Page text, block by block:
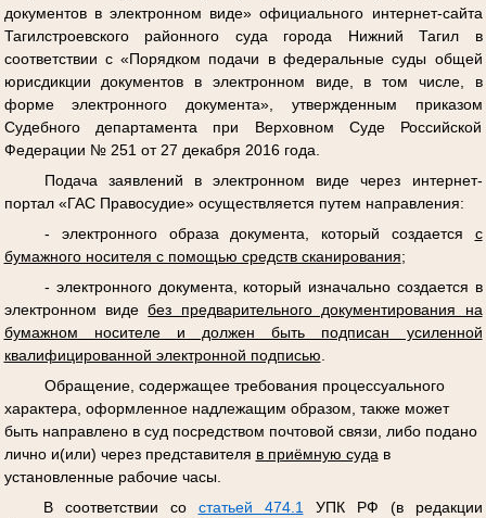
документов в электронном виде» официального интернет-сайта
Тагилстроевского районного суда города Нижний Тагил в
соответствии с «Порядком подачи в федеральные суды общей
юрисдикции документов в электронном виде, в том числе, в
форме электронного документа», утвержденным приказом
Судебного департамента при Верховном Суде Российской
Федерации № 251 от 27 декабря 2016 года.
Подача заявлений в электронном виде через интернет-
портал «ГАС Правосудие» осуществляется путем направления:
- электронного образа документа, который создается с
бумажного носителя с помощью средств сканирования;
- электронного документа, который изначально создается в
электронном видебез предварительного документирования на
бумажном носителе и должен быть подписан усиленной
квалифицированной электронной подписью
Обращение, содержащее требования процессуального
характера, оформленное надлежащим образом, также может
быть направлено в суд посредством почтовой связи, либо подано
лично и(или) через представителя в приёмную суда в
установленные рабочие часы.
В соответствии со статьей 474.1
УПК РФ (в редакции